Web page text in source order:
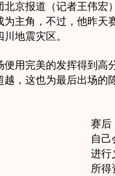
京报道（记者王伟宏
为主角，不过，他昨天
地震灾区。
用完美的发挥得到高
越，这也为最后出场的
赛后
自己
进行
所得